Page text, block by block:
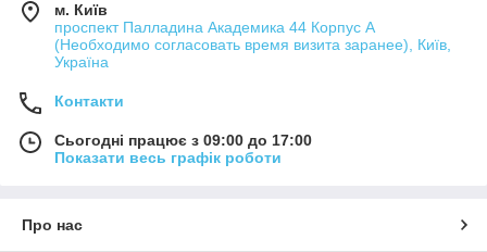
м. Київ
проспект Палладина Академика 44 Корпус А
(Необходимо согласовать время визита заранее), Київ,
Україна
Контакти
Сьогодні працює з 09:00 до 17:00
Показати весь графік роботи
Про нас